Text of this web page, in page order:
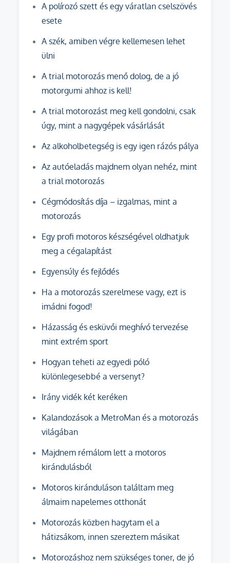
A polírozó szett és egy váratlan cselszövés
esete
A szék, amiben végre kellemesen lehet
ülni
A trial motorozás menő dolog, de a jó
motorgumi ahhoz is kell!
A trial motorozást meg kell gondolni, csak
úgy, mint a nagygépek vásárlását
Az alkoholbetegség is egy igen rázós pálya
Az autóeladás majdnem olyan nehéz, mint
a trial motorozás
Cégmódosítás díja – izgalmas, mint a
motorozás
Egy profi motoros készségével oldhatjuk
meg a cégalapítást
Egyensúly és fejlődés
Ha a motorozás szerelmese vagy, ezt is
imádni fogod!
Házasság és esküvői meghívó tervezése
mint extrém sport
Hogyan teheti az egyedi póló
különlegesebbé a versenyt?
Irány vidék két keréken
Kalandozások a MetroMan és a motorozás
világában
Majdnem rémálom lett a motoros
kirándulásból
Motoros kiránduláson találtam meg
álmaim napelemes otthonát
Motorozás közben hagytam el a
hátizsákom, innen szereztem másikat
Motorozáshoz nem szükséges toner, de jó